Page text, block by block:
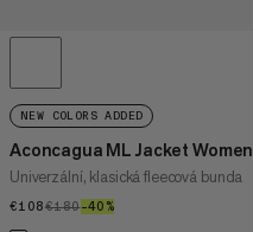
NEW COLORS ADDED
Aconcagua ML Jacket Women
Univerzální, klasická fleecová bunda
€108€108
€180€180
–40%